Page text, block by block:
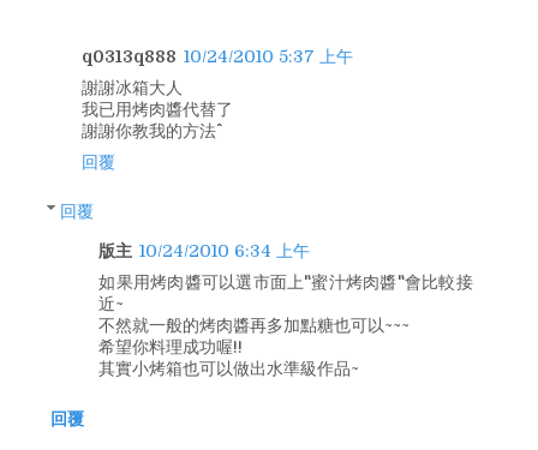
q0313q888 10/24/2010 5:37 上午
謝謝冰箱大人
我已用烤肉醬代替了
謝謝你教我的方法^^
回覆
回覆
版主 10/24/2010 6:34 上午
如果用烤肉醬可以選市面上"蜜汁烤肉醬"會比較接
近~
不然就一般的烤肉醬再多加點糖也可以~~~
希望你料理成功喔!!
其實小烤箱也可以做出水準級作品~
回覆